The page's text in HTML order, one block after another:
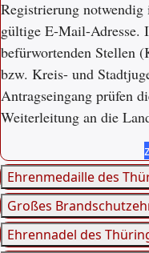
Registrierung
gültige E-Mail-Adresse.
befürwortenden Stellen
bzw. Kreis- und
Antragseingang prüfen
Weiterleitung an die
Ehrenmedaille des
Großes
Ehrennadel des